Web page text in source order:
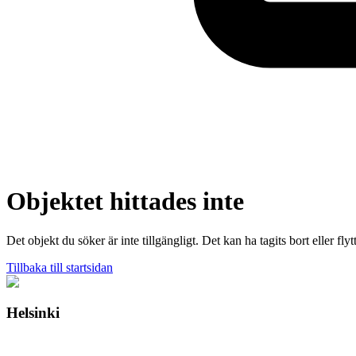
Objektet hittades inte
Det objekt du söker är inte tillgängligt. Det kan ha tagits bort eller
Tillbaka till startsidan
Helsinki